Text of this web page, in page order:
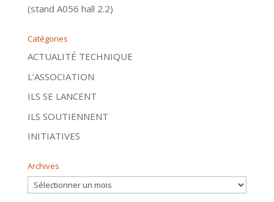
(stand A056 hall 2.2)
Catégories
ACTUALITÉ TECHNIQUE
L’ASSOCIATION
ILS SE LANCENT
ILS SOUTIENNENT
INITIATIVES
Archives
Archives